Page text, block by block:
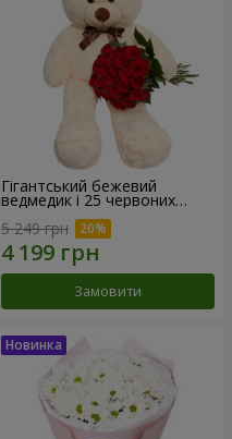
Гігантський бежевий
ведмедик і 25 червоних
троянд
5 249 грн
Замовити